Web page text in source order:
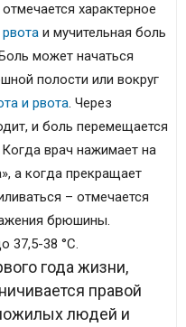
характерное
рвота и мучительная боль
может начаться
полости или вокруг
и рвота. Через
и боль перемещается
врач нажимает на
а когда прекращает
– отмечается
брюшины.
37,5-38 °С.
года жизни,
правой
людей и